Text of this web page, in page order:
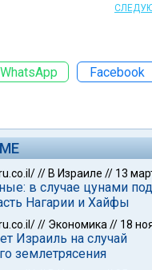
WhatsApp Facebook
// В Израиле // 13
в случае цунами
Нагарии и Хайфы
// Экономика // 18
Израиль на случай
землетрясения